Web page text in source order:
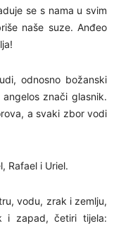
se s nama u svim
naše suze. Anđeo
odnosno božanski
znači glasnik.
a svaki zbor vodi
Rafael i Uriel.
vodu, zrak i zemlju,
i zapad, četiri tijela: